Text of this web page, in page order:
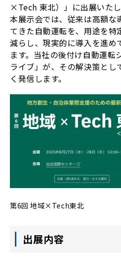
×Tech 東北）」に出展いたし
本展示会では、従来は高額な
てきた自動運転を、用途を特
減らし、現実的に導入を進め
ます。当社の後付け自動運転
ライブ」が、その解決策と
く発信します。
第6回 地域×Tech東北
出展内容